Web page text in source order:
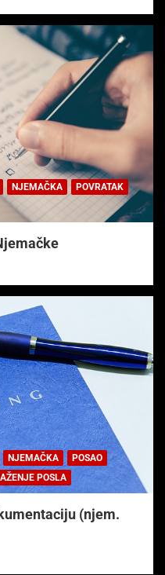
NJEMAČKA
POVRATAK
NJEMAČKA
POSAO
POSLA
(njem.